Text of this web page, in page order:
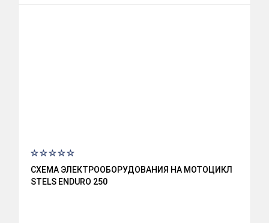
СХЕМА ЭЛЕКТРООБОРУДОВАНИЯ НА МОТОЦИКЛ
STELS ENDURO 250